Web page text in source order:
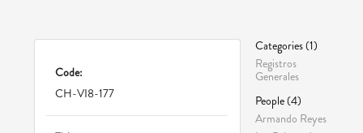
Code:
CH-VI8-177
Categories (1)
Registros
Generales
People (4)
Armando Reyes